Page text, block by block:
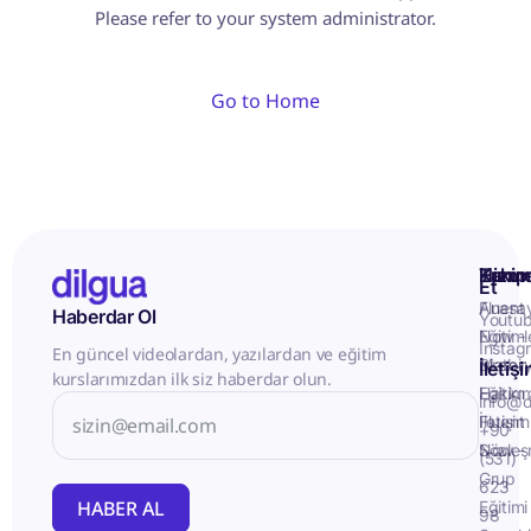
Please refer to your system administrator.
Go to Home
Haberdar Ol
En güncel videolardan, yazılardan ve eğitim
kurslarımızdan ilk siz haberdar olun.
HABER AL
İletişim
Fluent
Now -
Birebir
Eğitim
Fluent
Now -
Grup
Eğitimi
Takip
Et
+90
(531)
623
98